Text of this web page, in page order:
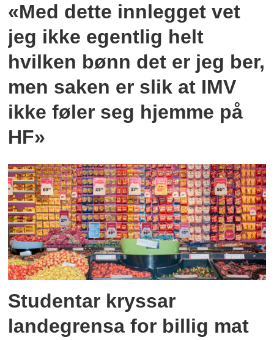
«Med dette innlegget vet
jeg ikke egentlig helt
hvilken bønn det er jeg ber,
men saken er slik at IMV
ikke føler seg hjemme på
HF»
Studentar kryssar
landegrensa for billig mat